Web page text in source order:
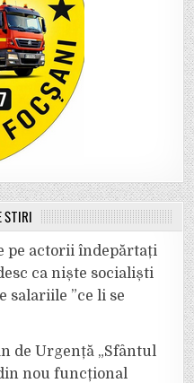
ȘTIRI
pe actorii îndepărtați
ca niște socialiști
salariile ”ce li se
de Urgență „Sfântul
nou funcțional